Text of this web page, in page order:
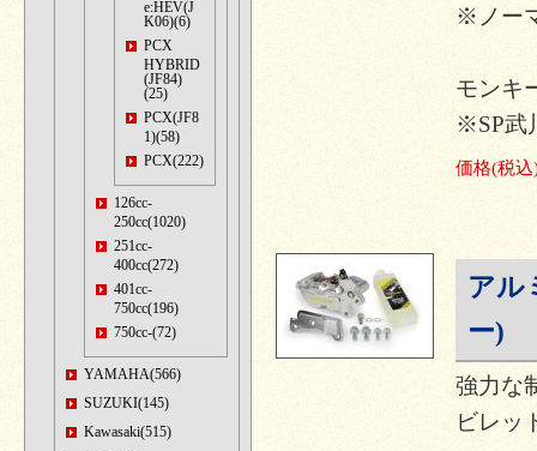
e:HEV(J
K06)(6)
PCX
HYBRID
(JF84)
(25)
PCX(JF8
1)(58)
PCX(222)
126cc-
250cc(1020)
251cc-
400cc(272)
401cc-
750cc(196)
750cc-(72)
YAMAHA(566)
SUZUKI(145)
Kawasaki(515)
※ノー
モンキ
※SP武
価格(税込
アル
ー)
強力な
ビレッ